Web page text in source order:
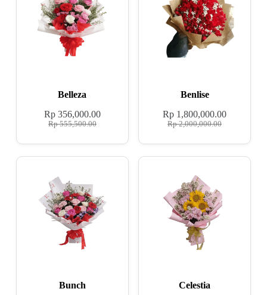
Belleza
Rp555,500.00
Rp356,000.00
Benlise
Rp2,000,000.00
Rp 1,800,000.00
Bunch Celestia